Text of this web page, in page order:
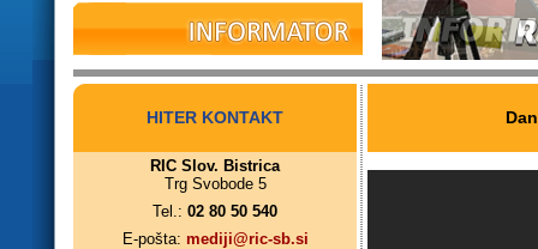
HITER KONTAKT
RIC Slov. Bistrica
Trg Svobode 5
Tel.: 02 80 50 540
E-pošta: mediji@ric-sb.si